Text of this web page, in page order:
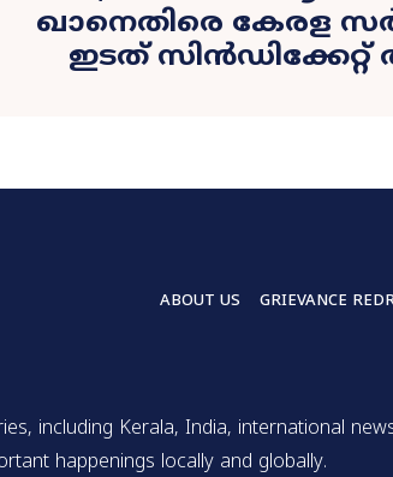
ഖാനെതിരെ കേരള
ഇടത്
ABOUT US GRIEVANCE
including Kerala, India, international
happenings locally and globally.